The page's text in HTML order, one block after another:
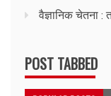
वैज्ञानिक चेतना :
POST TABBED